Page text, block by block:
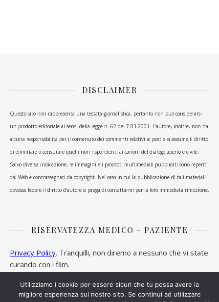
DISCLAIMER
Questo sito non rappresenta una testata giornalistica, pertanto non può considerarsi
un prodotto editoriale ai sensi della legge n. 62 del 7.03.2001. L’autore, inoltre, non ha
alcuna responsabilità per il contenuto dei commenti relativi ai post e si assume il diritto
di eliminare o censurare quelli non rispondenti ai canoni del dialogo aperto e civile.
Salvo diversa indicazione, le immagini e i prodotti multimediali pubblicati sono reperiti
dal Web e contrassegnati da copyright. Nel caso in cui la pubblicazione di tali materiali
dovesse ledere il diritto d’autore si prega di contattarmi per la loro immediata rimozione.
RISERVATEZZA MEDICO – PAZIENTE
Privacy Policy. Tranquilli, non diremo a nessuno che vi state
curando con i film.
Utilizziamo i cookie per essere sicuri che tu possa avere la
migliore esperienza sul nostro sito. Se continui ad utilizzare